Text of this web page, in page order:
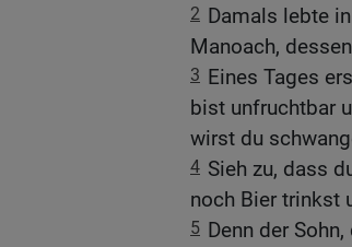
2 Damals lebte
Manoach,
3 Eines Tages
bist unfruchtbar
wirst du
4 Sieh zu, dass
noch Bier trinkst
5 Denn der